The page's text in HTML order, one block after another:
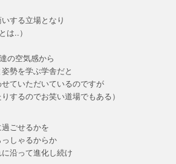
する立場となり
は..）
の空気感から
勢を学ぶ学舎だと
ていただいているのですが
するのでお笑い道場でもある）
ごせるかを
しゃるからか
沿って進化し続け